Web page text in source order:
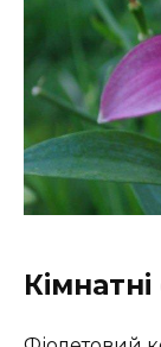
Кімнатні